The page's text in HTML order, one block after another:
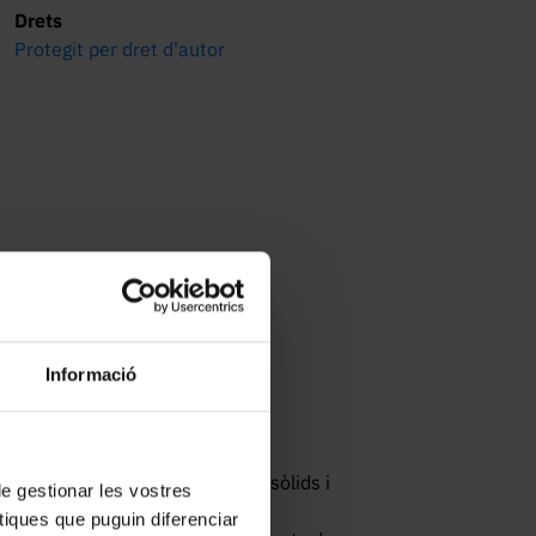
Informació
gestionar les vostres
que puguin diferenciar
Drets
Protegit per dret d'autor
per determinar la densitat de sòlids i